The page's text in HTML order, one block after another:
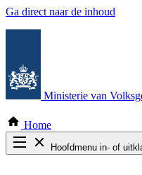
Ga direct naar de inhoud
Ministerie van
Home
Hoofdmenu in- of